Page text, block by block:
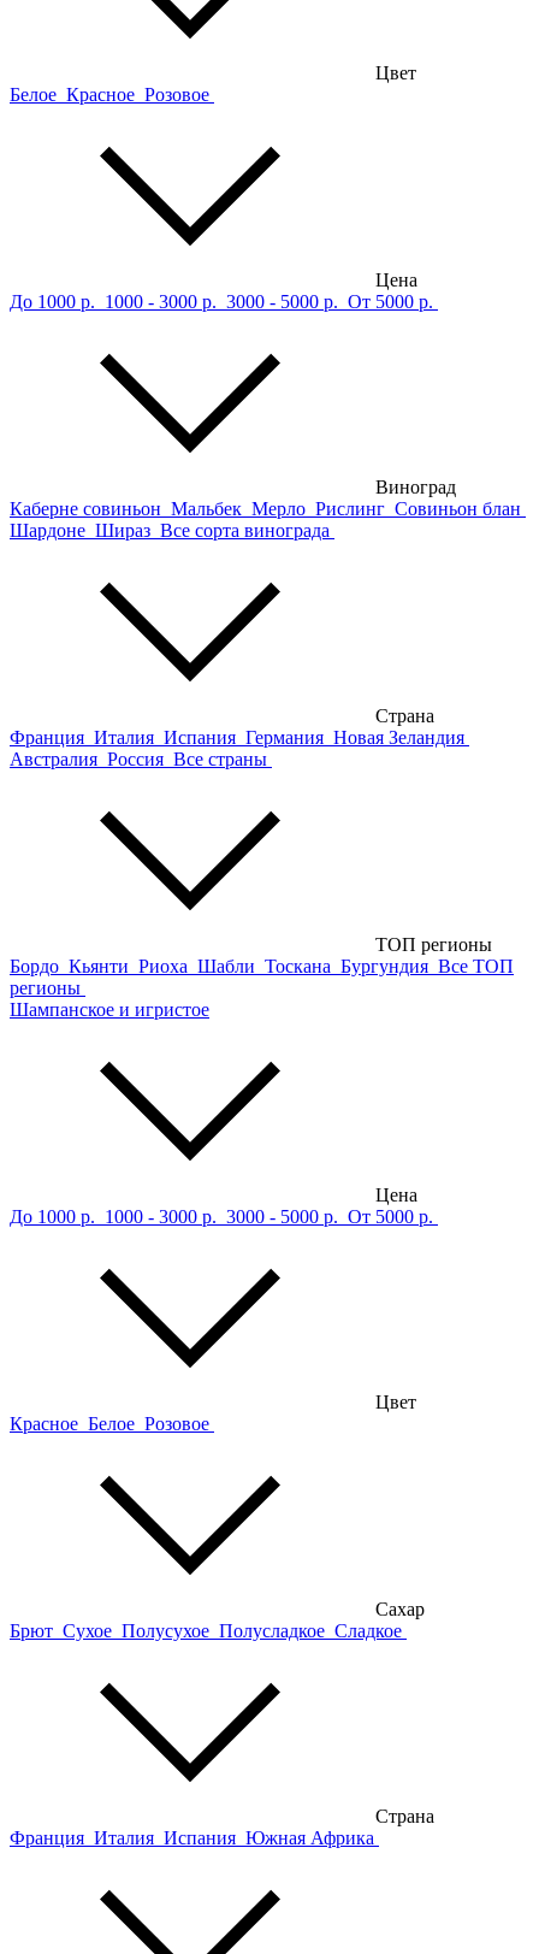
Цвет
Белое Красное Розовое
Цена
До 1000 р. 1000 - 3000 р. 3000 - 5000 р. От 5000 р.
Виноград
Каберне совиньон Мальбек Мерло Рислинг Совиньон блан
Шардоне Шираз Все сорта винограда
Страна
Франция Италия Испания Германия Новая Зеландия
Австралия Россия Все страны
ТОП регионы
Бордо Кьянти Риоха Шабли Тоскана Бургундия Все ТОП
регионы
Шампанское и игристое
Цена
До 1000 р. 1000 - 3000 р. 3000 - 5000 р. От 5000 р.
Цвет
Красное Белое Розовое
Сахар
Брют Сухое Полусухое Полусладкое Сладкое
Страна
Франция Италия Испания Южная Африка